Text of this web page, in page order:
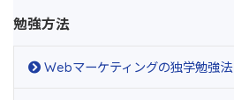
勉強方法
Webマーケティングの独学勉強法